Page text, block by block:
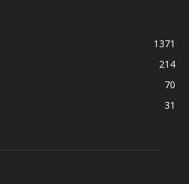
1371
214
70
31